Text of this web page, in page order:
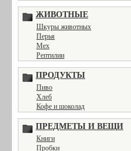
ЖИВОТНЫЕ
Шкуры животных
Перья
Мех
Рептилии
ПРОДУКТЫ
Пиво
Хлеб
Кофе и шоколад
ПРЕДМЕТЫ И ВЕЩИ
Книги
Пробки